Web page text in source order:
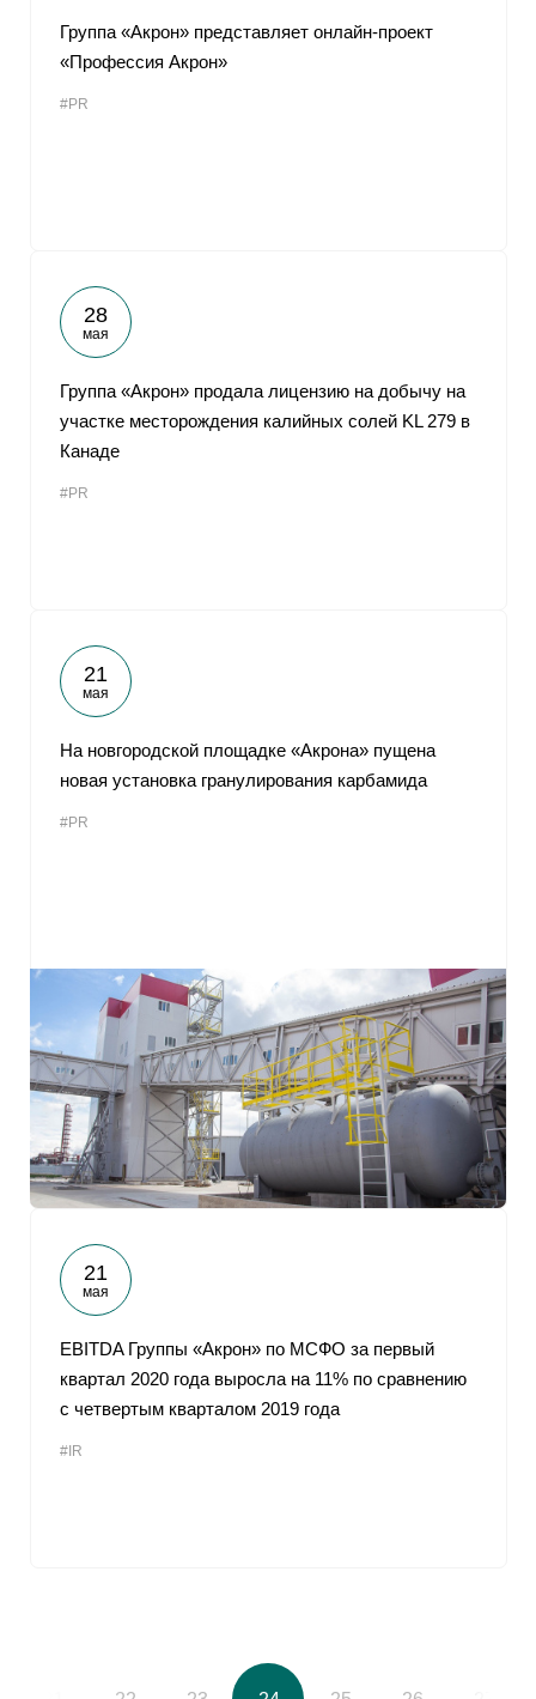
Группа «Акрон» представляет онлайн-проект
«Профессия Акрон»
#PR
28
мая
Группа «Акрон» продала лицензию на добычу на
участке месторождения калийных солей KL 279 в
Канаде
#PR
21
мая
На новгородской площадке «Акрона» пущена
новая установка гранулирования карбамида
#PR
21
мая
EBITDA Группы «Акрон» по МСФО за первый
квартал 2020 года выросла на 11% по сравнению
с четвертым кварталом 2019 года
#IR